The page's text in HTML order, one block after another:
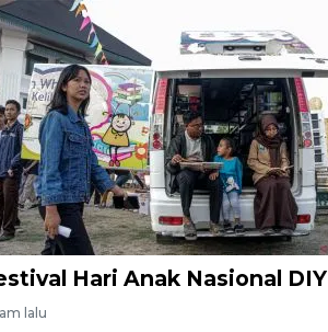
Hari Anak Nasional DIY
lalu